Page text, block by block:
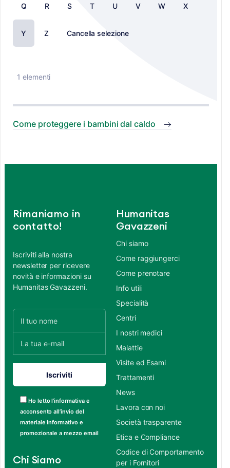
Q R S T U V W X
Y Z Cancella selezione
1 elementi
Come proteggere i bambini dal caldo
Rimaniamo in
contatto!
Iscriviti alla nostra
newsletter per ricevere
novità e informazioni su
Humanitas Gavazzeni.
Ho letto l’informativa e
acconsento all’invio del
materiale informativo e
promozionale a mezzo email
Chi Siamo
Humanitas
Gavazzeni
Chi siamo
Come raggiungerci
Come prenotare
Info utili
Specialità
Centri
I nostri medici
Malattie
Visite ed Esami
Trattamenti
News
Lavora con noi
Società trasparente
Etica e Compliance
Codice di Comportamento
per i Fornitori